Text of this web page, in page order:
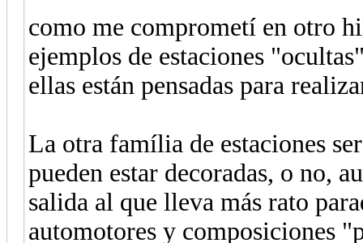
como me comprometí en otro
ejemplos de estaciones
ellas están pensadas para
La otra família de estaciones
pueden estar decoradas, o no,
salida al que lleva más rato
automotores y composiciones